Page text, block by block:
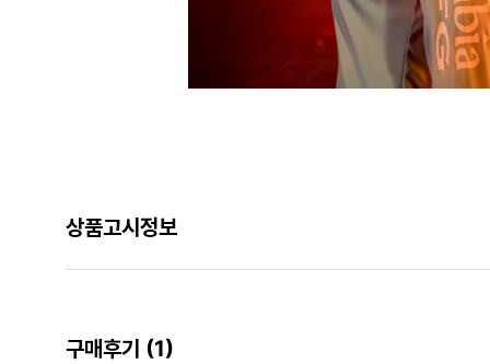
상품고시정보
구매후기 (1)